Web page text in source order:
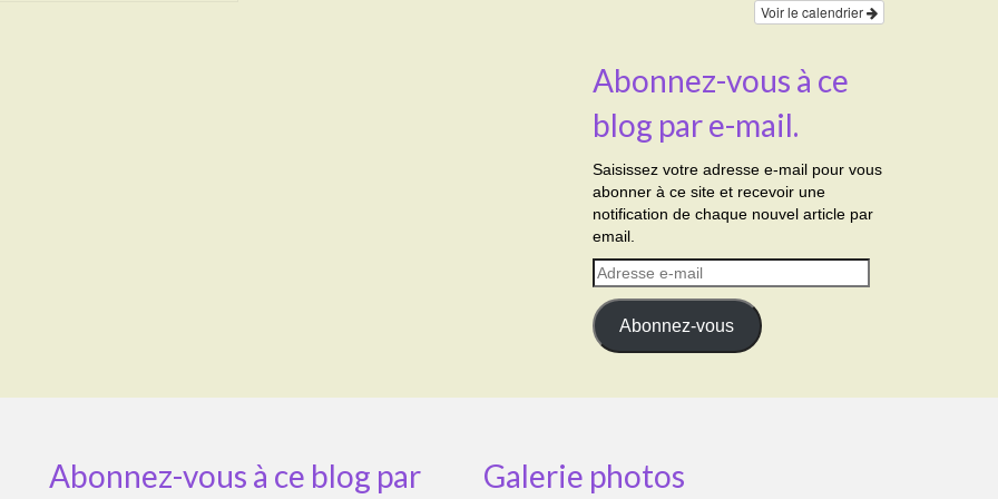
Voir le calendrier
Abonnez-vous à ce
blog par e-mail.
Saisissez votre adresse e-mail pour vous
abonner à ce site et recevoir une
notification de chaque nouvel article par
email.
Adresse
e-
mail
Abonnez-vous
Abonnez-vous à ce blog par Galerie photos